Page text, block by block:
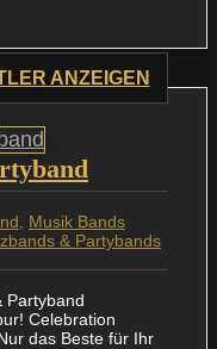
ANZEIGEN
Musik Bands
& Partybands
Partyband
Celebration
das Beste für Ihr